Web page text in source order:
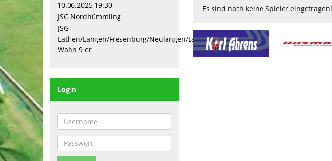
10.06.2025 19:30
JSG Nordhümmling
JSG
Lathen/Langen/Fresenburg/Neulangen/Lathen-
Wahn 9 er
1
Login
Es sind noch keine Spieler eingetragen!